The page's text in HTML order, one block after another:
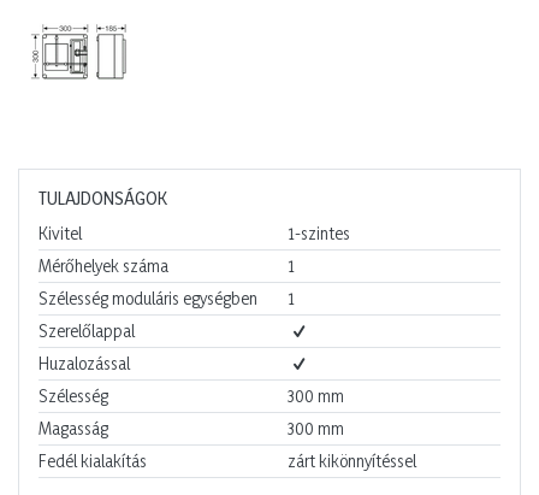
TULAJDONSÁGOK
Kivitel
1-szintes
Mérőhelyek száma
1
Szélesség moduláris egységben
1
Szerelőlappal
Huzalozással
Szélesség
300 mm
Magasság
300 mm
Fedél kialakítás
zárt kikönnyítéssel